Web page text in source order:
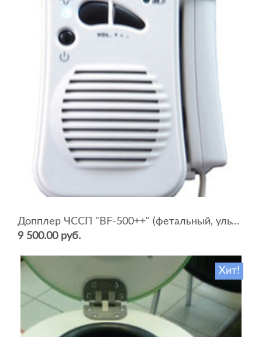
Допплер ЧССП "BF-500++" (фетальный, ультразвуковой)
9 500.00 руб.
Хит!